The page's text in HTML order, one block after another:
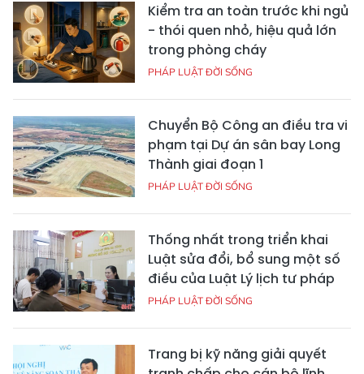
Kiểm tra an toàn trước khi ngủ
- thói quen nhỏ, hiệu quả lớn
trong phòng cháy
PHÁP LUẬT ĐỜI SỐNG
Chuyển Bộ Công an điều tra vi
phạm tại Dự án sân bay Long
Thành giai đoạn 1
PHÁP LUẬT ĐỜI SỐNG
Thống nhất trong triển khai
Luật sửa đổi, bổ sung một số
điều của Luật Lý lịch tư pháp
PHÁP LUẬT ĐỜI SỐNG
Trang bị kỹ năng giải quyết